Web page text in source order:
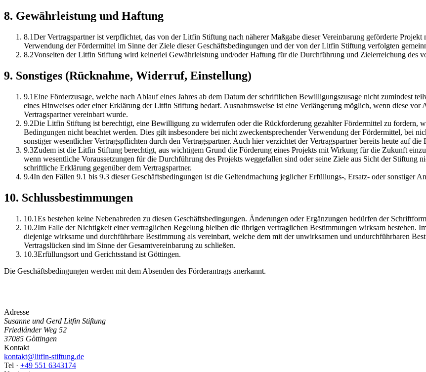
8. Gewährleistung und Haftung
8.1Der Vertragspartner ist verpflichtet, das von der Litfin Stiftung nach näherer Maßgabe dieser Vereinbarung geförderte
Verwendung der Fördermittel im Sinne der Ziele dieser Geschäftsbedingungen und der von der Litfin Stiftung verfolgten
8.2Vonseiten der Litfin Stiftung wird keinerlei Gewährleistung und/oder Haftung für die Durchführung und Zielerreichung des
9. Sonstiges (Rücknahme, Widerruf, Einstellung)
9.1Eine Förderzusage, welche nach Ablauf eines Jahres ab dem Datum der schriftlichen Bewilligungszusage nicht zumindest
eines Hinweises oder einer Erklärung der Litfin Stiftung bedarf. Ausnahmsweise ist eine Verlängerung möglich, wenn diese
Vertragspartner vereinbart wurde.
9.2Die Litfin Stiftung ist berechtigt, eine Bewilligung zu widerrufen oder die Rückforderung gezahlter Fördermittel zu fordern,
Bedingungen nicht beachtet werden. Dies gilt insbesondere bei nicht zweckentsprechender Verwendung der Fördermittel, bei
sonstiger wesentlicher Vertragspflichten durch den Vertragspartner. Auch hier verzichtet der Vertragspartner bereits heute auf die
9.3Zudem ist die Litfin Stiftung berechtigt, aus wichtigem Grund die Förderung eines Projekts mit Wirkung für die Zukunft
wenn wesentliche Voraussetzungen für die Durchführung des Projekts weggefallen sind oder seine Ziele aus Sicht der Stiftung
schriftliche Erklärung gegenüber dem Vertragspartner.
9.4In den Fällen 9.1 bis 9.3 dieser Geschäftsbedingungen ist die Geltendmachung jeglicher Erfüllungs-, Ersatz- oder sonstiger
10. Schlussbestimmungen
10.1Es bestehen keine Nebenabreden zu diesen Geschäftsbedingungen. Änderungen oder Ergänzungen bedürfen der
10.2Im Falle der Nichtigkeit einer vertraglichen Regelung bleiben die übrigen vertraglichen Bestimmungen wirksam bestehen.
diejenige wirksame und durchführbare Bestimmung als vereinbart, welche dem mit der unwirksamen und undurchführbaren
Vertragslücken sind im Sinne der Gesamtvereinbarung zu schließen.
10.3Erfüllungsort und Gerichtsstand ist Göttingen.
Die Geschäftsbedingungen werden mit dem Absenden des Förderantrags anerkannt.
Adresse
Susanne und Gerd Litfin Stiftung
Friedländer Weg 52
37085 Göttingen
Kontakt
kontakt@litfin-stiftung.de
Tel · +49 551 6343174